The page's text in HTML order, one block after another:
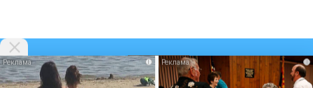
© 2002-2026.Информационное
i i